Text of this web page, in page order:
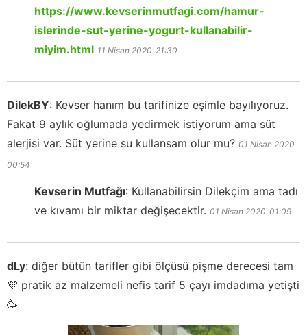
https://www.kevserinmutfagi.com/hamur-
islerinde-sut-yerine-yogurt-kullanabilir-
miyim.html 11 Nisan 2020 21:30
DilekBY: Kevser hanım bu tarifinize eşimle bayılıyoruz.
Fakat 9 aylık oğlumada yedirmek istiyorum ama süt
alerjisi var. Süt yerine su kullansam olur mu? 01 Nisan 2020
00:54
Kevserin Mutfağı: Kullanabilirsin Dilekçim ama tadı
ve kıvamı bir miktar değişecektir. 01 Nisan 2020 01:09
dLy: diğer bütün tarifler gibi ölçüsü pişme derecesi tam
💜 pratik az malzemeli nefis tarif 5 çayı imdadıma yetişti
🥳